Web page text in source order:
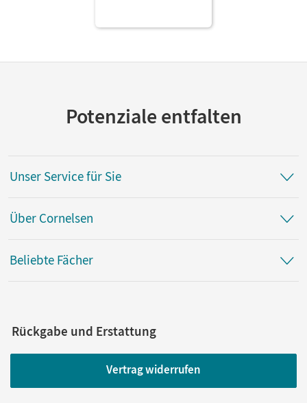
Potenziale entfalten
Unser Service für Sie
Über Cornelsen
Beliebte Fächer
Rückgabe und Erstattung
Vertrag widerrufen